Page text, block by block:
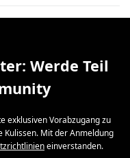
Werde Teil
exklusiven Vorabzugang zu
Kulissen. Mit der Anmeldung
einverstanden.